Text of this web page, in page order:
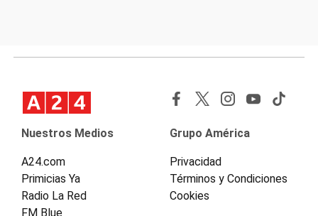
Nuestros Medios
A24.com
Primicias Ya
Radio La Red
FM Blue
Grupo América
Privacidad
Términos y Condiciones
Cookies